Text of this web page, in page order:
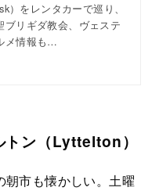
）をレンタカーで巡り、
リギダ教会、ヴェステ
メ情報も…
トン（Lyttelton）
朝市も懐かしい。土曜